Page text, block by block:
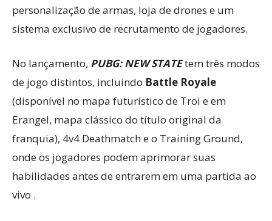
personalização de armas, loja de drones e um
sistema exclusivo de recrutamento de jogadores.
No lançamento, PUBG: NEW STATEtem três modos
de jogo distintos, incluindo Battle Royale
(disponível no mapa futurístico de Troi e em
Erangel, mapa clássico do título original da
franquia), 4v4 Deathmatch e o Training Ground,
onde os jogadores podem aprimorar suas
habilidades antes de entrarem em uma partida ao
vivo .